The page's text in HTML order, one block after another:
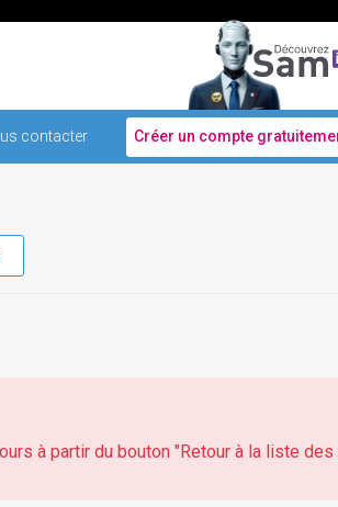
contacter Créer un compte
à partir du bouton "Retour à la liste des